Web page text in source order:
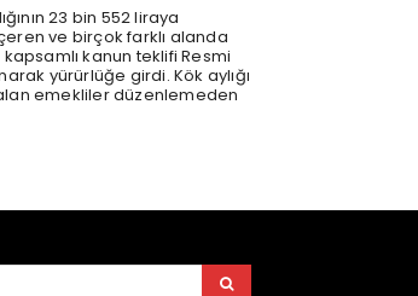
23 bin 552 liraya
ve birçok farklı alanda
kanun teklifi Resmi
yürürlüğe girdi. Kök aylığı
emekliler düzenlemeden